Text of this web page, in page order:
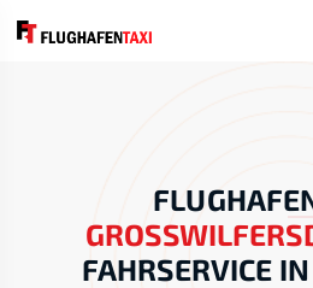
FAHRSERVICE